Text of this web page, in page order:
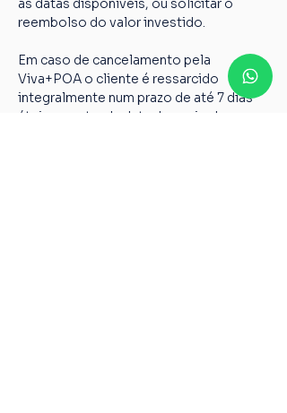
as datas disponíveis, ou solicitar o
reembolso do valor investido.
Em caso de cancelamento pela
Viva+POA o cliente é ressarcido
integralmente num prazo de até 7 dias
úteis a contar da data de envio dos